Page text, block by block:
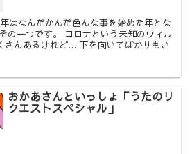
はなんだかんだ色んな事を始めた年とな
の一つです。 コロナという未知のウィル
さんあるけれど… 下を向いてばかりもい
おかあさんといっしょ「うたのリ
クエストスペシャル」